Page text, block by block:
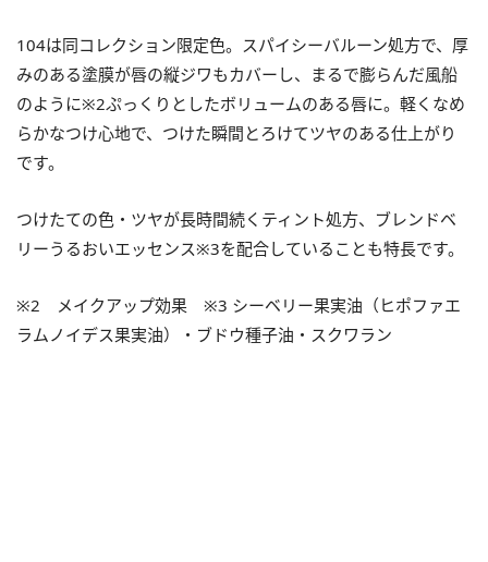
104は同コレクション限定色。スパイシーバルーン処方で、厚
みのある塗膜が唇の縦ジワもカバーし、まるで膨らんだ風船
のように※2ぷっくりとしたボリュームのある唇に。軽くなめ
らかなつけ心地で、つけた瞬間とろけてツヤのある仕上がり
です。
つけたての色・ツヤが長時間続くティント処方、ブレンドベ
リーうるおいエッセンス※3を配合していることも特長です。
※2 メイクアップ効果 ※3 シーベリー果実油（ヒポファエ
ラムノイデス果実油）・ブドウ種子油・スクワラン